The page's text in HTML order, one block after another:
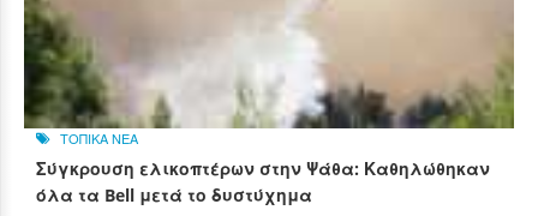
ΤΟΠΙΚΑ ΝΕΑ
Σύγκρουση ελικοπτέρων στην Ψάθα: Καθηλώθηκαν
όλα τα Bell μετά το δυστύχημα